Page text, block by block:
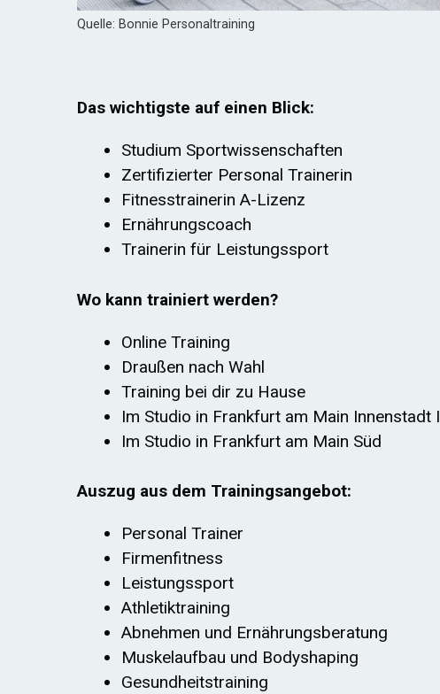
Quelle: Bonnie Personaltraining
Das wichtigste auf einen Blick:
Studium Sportwissenschaften
Zertifizierter Personal Trainerin
Fitnesstrainerin A-Lizenz
Ernährungscoach
Trainerin für Leistungssport
Wo kann trainiert werden?
Online Training
Draußen nach Wahl
Training bei dir zu Hause
Im Studio in Frankfurt am Main Innenstadt I
Im Studio in Frankfurt am Main Süd
Auszug aus dem Trainingsangebot:
Personal Trainer
Firmenfitness
Leistungssport
Athletiktraining
Abnehmen und Ernährungsberatung
Muskelaufbau und Bodyshaping
Gesundheitstraining